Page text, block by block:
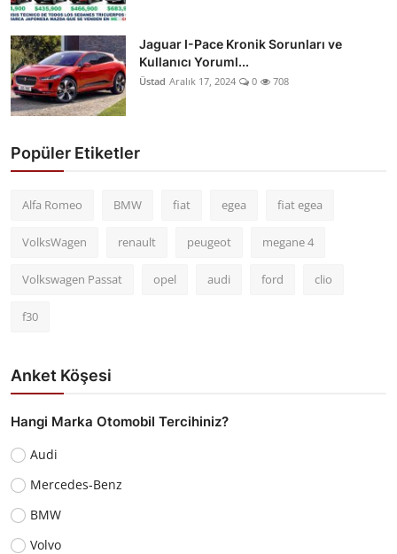
Jaguar I-Pace Kronik Sorunları ve
Kullanıcı Yoruml...
Üstad Aralık 17, 2024 0 708
Popüler Etiketler
Alfa Romeo BMW fiat egea fiat egea
VolksWagen renault peugeot megane 4
Volkswagen Passat opel audi ford clio
f30
Anket Köşesi
Hangi Marka Otomobil Tercihiniz?
Audi
Mercedes-Benz
BMW
Volvo